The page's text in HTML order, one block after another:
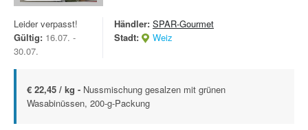
Leider verpasst!
Gültig: 16.07. -
30.07.
Händler: SPAR-Gourmet
Stadt:
Weiz
€ 22,45 / kg - Nussmischung gesalzen mit grünen
Wasabinüssen, 200-g-Packung